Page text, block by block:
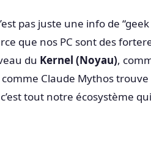
pas juste une info de “geek
que nos PC sont des
du Kernel (Noyau),
Claude Mythos
tout notre écosystème